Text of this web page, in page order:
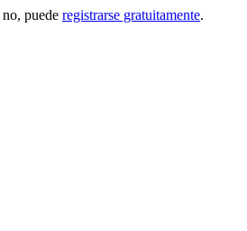
puede registrarse gratuitamente.